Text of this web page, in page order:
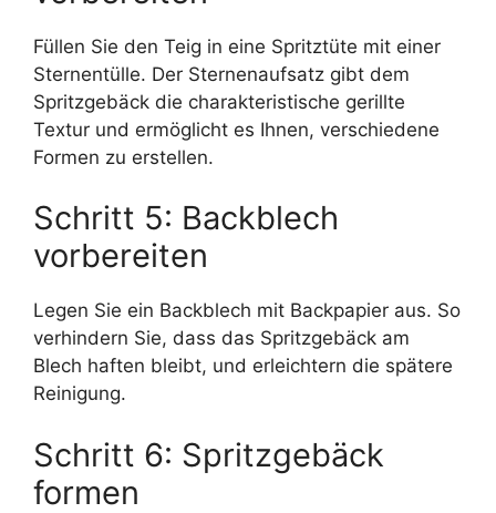
Füllen Sie den Teig in eine Spritztüte mit einer
Sternentülle. Der Sternenaufsatz gibt dem
Spritzgebäck die charakteristische gerillte
Textur und ermöglicht es Ihnen, verschiedene
Formen zu erstellen.
Schritt 5: Backblech
vorbereiten
Legen Sie ein Backblech mit Backpapier aus. So
verhindern Sie, dass das Spritzgebäck am
Blech haften bleibt, und erleichtern die spätere
Reinigung.
Schritt 6: Spritzgebäck
formen